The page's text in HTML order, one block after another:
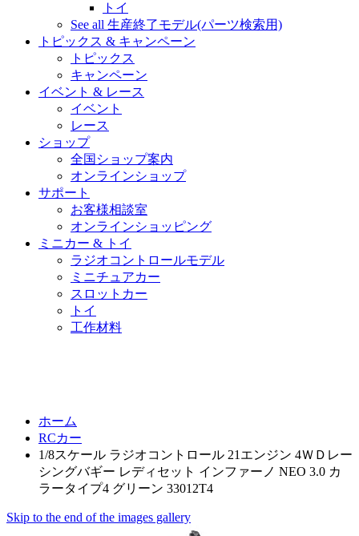
トイ
See all 生産終了モデル(パーツ検索用)
トピックス & キャンペーン
トピックス
キャンペーン
イベント & レース
イベント
レース
ショップ
全国ショップ案内
オンラインショップ
サポート
お客様相談室
オンラインショッピング
ミニカー & トイ
ラジオコントロールモデル
ミニチュアカー
スロットカー
トイ
工作材料
ホーム
RCカー
1/8スケール ラジオコントロール 21エンジン 4ＷＤレー
シングバギー レディセット インファーノ NEO 3.0 カ
ラータイプ4 グリーン 33012T4
Skip to the end of the images gallery